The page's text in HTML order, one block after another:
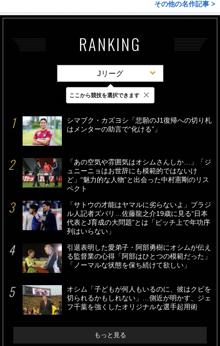
その他の名作記事 >
RANKING
Jリーグ
最新 24時間 週間
シマブク・カズヨシ「悲願のJ1復帰への切り札
はメンターの助言で“化ける”」
「あの空気や雰囲気はオシムさんしか…」「ジ
ュニーニョはお世辞にも模範的ではないけ
ど」“魅力的な人物”と出会った中村憲剛のリス
ペクト
「サトウの才能はヤマルに劣らないよ」ブラジ
ル人記者ズバリ…佐藤龍之介19歳に見る“日本
代表とJ育成の大問題”とは「ピッチ上で年功序
列はいらない」
引退表明した愛弟子・阿部勇樹にオシムが伝え
る監督業の心得「阿部はひとつの模範だった」
「ノーマルな状態を保ち続けて欲しい」
オシム「子どもが何人もいるのに、彼はクビを
切られるかもしれない」…側近が明かす、ジェ
フ千葉を強くしたオリジナルな選手起用術
もっと見る
ここから競技を選択できます ×